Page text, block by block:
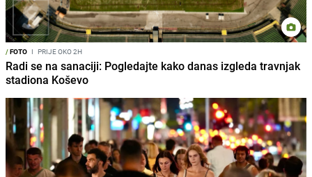
/FOTO I PRIJE OKO 2H
Radi se na sanaciji: Pogledajte kako danas izgleda travnjak
stadiona Koševo